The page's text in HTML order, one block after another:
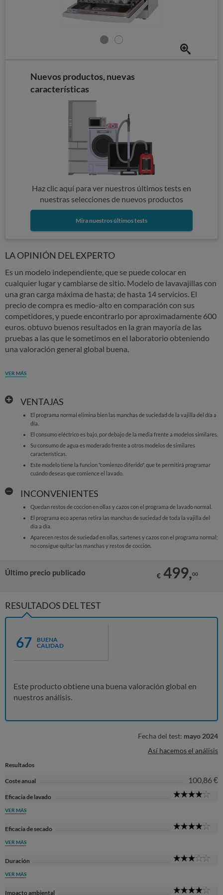
Nuevos productos, nuevas
características
Haz clic aquí para ver nuestros últimos tests en
nuestras selecciones de nuevos productos
Mira nuestros últimos tests
LA OPINIÓN DEL EXPERTO
Es un modelo independiente, que se puede colocar en
cualquier lugar y cambiarse de sitio. Modelo de lavavajillas con
una gran carga máxima de hasta; de hasta 14 servicios. El
precio de compra es medio-alto en comparación con sus
competidores, y puede encontrarlo por aproximadamente 600
euros. obtuvo buenos resultados en la gran mayoría de las
pruebas a las que le sometimos en el laboratorio obteniendo
una valoración general global buena.
VER MÁS
VENTAJAS
El programa normal elimina bien las manchas de suciedad de la vajilla del día a
día.
El consumo eléctrico es bajo, por debajo de la media frente a modelos similares.
Su consumo de agua es moderado frente a otros modelos de similares
características.
Este modelo tiene la funcion "comienzo diferido", que te permitirá programar
cuándo deseas que comience el lavado.
INCONVENIENTES
Quedan restos de coccion en ollas y cazos con el programa de lavado normal.
El programa eco apenas retira las manchas de suciedad de toda la vajilla del
día a día.
Aparecen restos de suciedad en ollas, sartenes y cazos con el programa normal;
no consigue quitar las manchas y restos de cocción.
Último precio publicado € 499,00
RESULTADOS DEL TEST
67
BUENA
CALIDAD
Este producto obtiene una buena valoración global en
nuestros análisis.
Fecha del test: mayo 2024
Así hacemos el análisis
Resultados
Coste anual 100,86 €
Eficacia de lavado
VER MÁS
Eficacia de secado
VER MÁS
Duración
VER MÁS
Impacto ambiental